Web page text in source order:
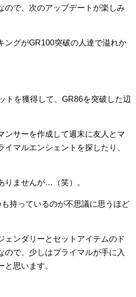
ので、次のアップデートが楽しみ
ングがGR100突破の人達で溢れか
トを獲得して、GR86を突破した辺
ンサーを作成して週末に友人とマ
イマルエンシェントを探したり、
りませんが…（笑）。
持っているのが不思議に思うほど
ェンダリーとセットアイテムのド
ので、少しはプライマルが手に入
と思います。